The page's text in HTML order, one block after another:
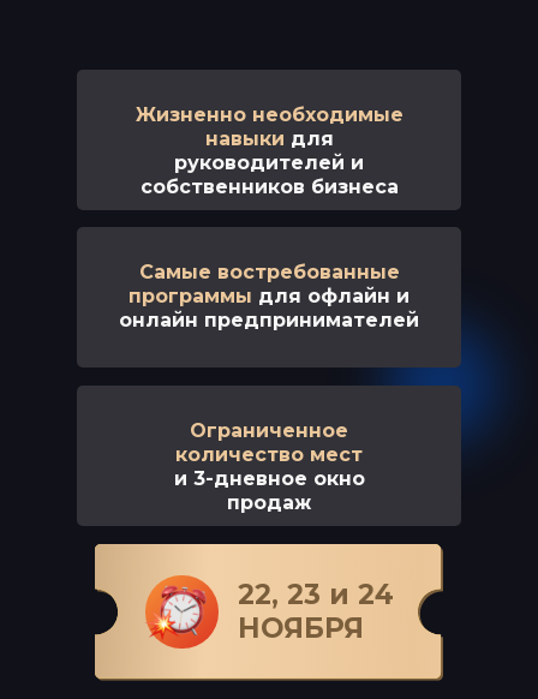
Самые востребованные
программы для офлайн и
онлайн предпринимателей
22, 23 и 24
Ограниченное
количество мест
и 3-дневное окно
продаж
НОЯБРЯ
Жизненно необходимые
навыки для
руководителей и
собственников бизнеса
Стратегический экспертный
час
с Екатериной Медниковой
БОМБИЧЕСКИЕ
ПРЕДЛОЖЕНИЯ
ТОЛЬКО